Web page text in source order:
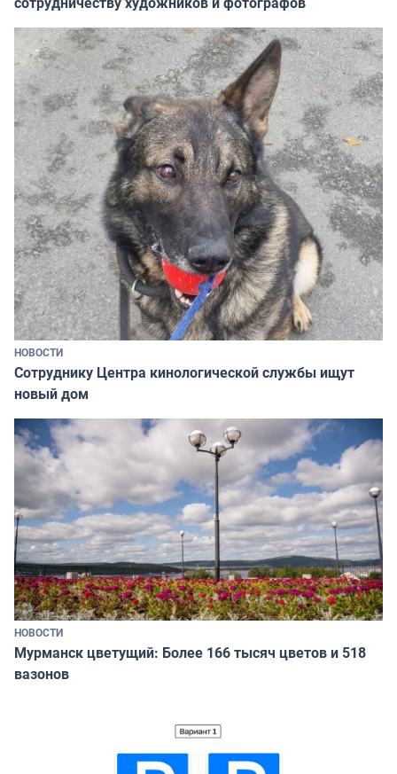
НОВОСТИ
Сотруднику Центра кинологической службы ищут
новый дом
НОВОСТИ
Мурманск цветущий: Более 166 тысяч цветов и 518
вазонов